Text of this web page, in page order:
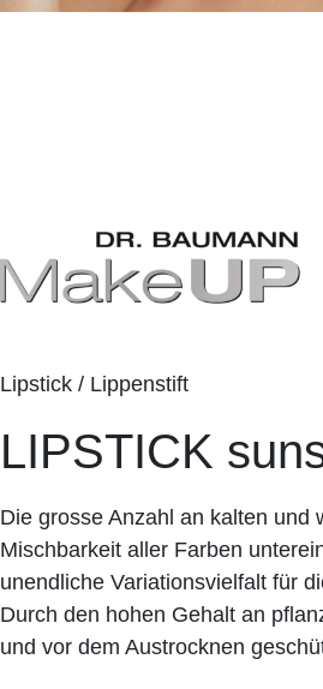
Lipstick / Lippenstift
LIPSTICK
Die grosse Anzahl an kalten und
Mischbarkeit aller Farben
unendliche Variationsvielfalt für
Durch den hohen Gehalt an
und vor dem Austrocknen